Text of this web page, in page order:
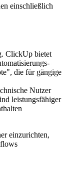
einschließlich
ClickUp bietet
die für gängige
Nutzer
leistungsfähiger
einzurichten,